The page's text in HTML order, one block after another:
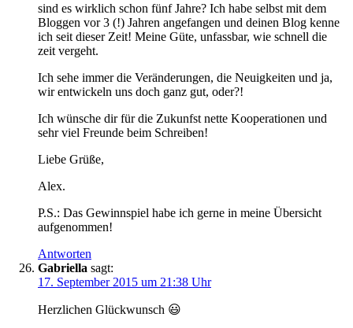
sind es wirklich schon fünf Jahre? Ich habe selbst mit dem
Bloggen vor 3 (!) Jahren angefangen und deinen Blog kenne
ich seit dieser Zeit! Meine Güte, unfassbar, wie schnell die
zeit vergeht.
Ich sehe immer die Veränderungen, die Neuigkeiten und ja,
wir entwickeln uns doch ganz gut, oder?!
Ich wünsche dir für die Zukunfst nette Kooperationen und
sehr viel Freunde beim Schreiben!
Liebe Grüße,
Alex.
P.S.: Das Gewinnspiel habe ich gerne in meine Übersicht
aufgenommen!
Antworten
Gabriella sagt:
17. September 2015 um 21:38 Uhr
Herzlichen Glückwunsch 😃